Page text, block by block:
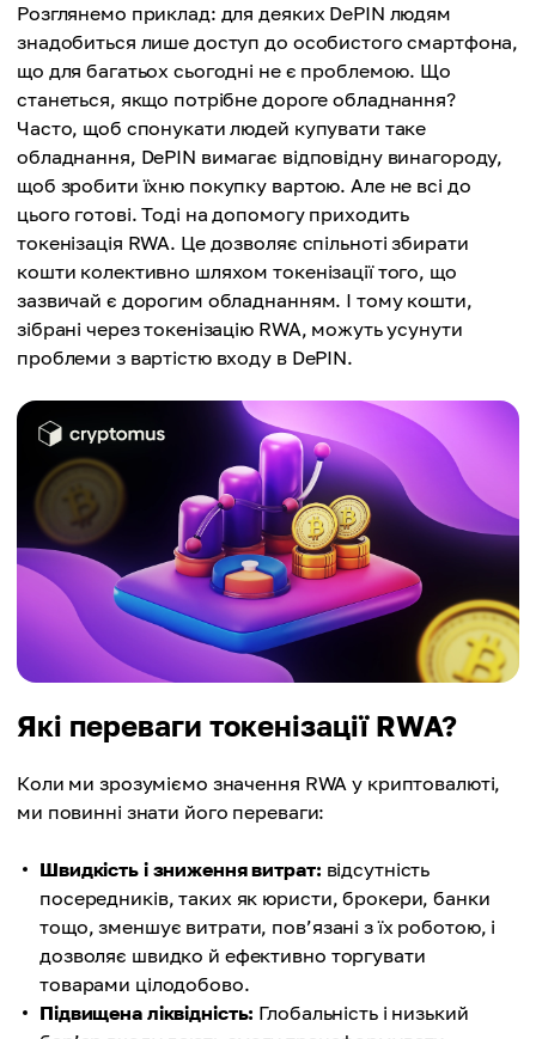
Розглянемо приклад: для деяких DePIN людям
знадобиться лише доступ до особистого смартфона,
що для багатьох сьогодні не є проблемою. Що
станеться, якщо потрібне дороге обладнання?
Часто, щоб спонукати людей купувати таке
обладнання, DePIN вимагає відповідну винагороду,
щоб зробити їхню покупку вартою. Але не всі до
цього готові. Тоді на допомогу приходить
токенізація RWA. Це дозволяє спільноті збирати
кошти колективно шляхом токенізації того, що
зазвичай є дорогим обладнанням. І тому кошти,
зібрані через токенізацію RWA, можуть усунути
проблеми з вартістю входу в DePIN.
Які переваги токенізації RWA?
Коли ми зрозуміємо значення RWA у криптовалюті,
ми повинні знати його переваги:
Швидкість і зниження витрат: відсутність
посередників, таких як юристи, брокери, банки
тощо, зменшує витрати, пов’язані з їх роботою, і
дозволяє швидко й ефективно торгувати
товарами цілодобово.
Підвищена ліквідність: Глобальність і низький